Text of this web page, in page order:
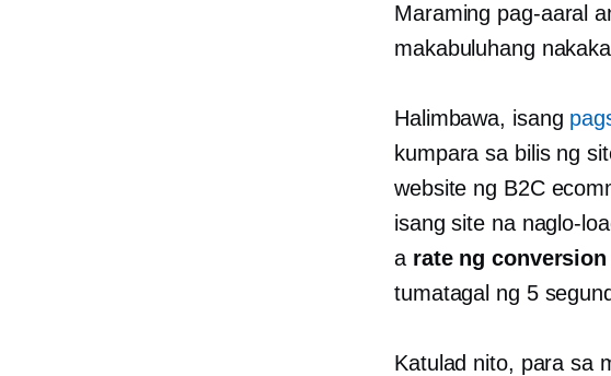
Maraming pag-aaral
makabuluhang
Halimbawa, isang
kumpara sa bilis ng
website ng B2C
isang site na naglo-
a rate ng
tumatagal ng 5
Katulad nito, para sa